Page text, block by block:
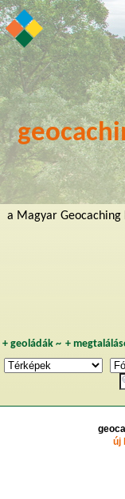
a Magyar Geocaching
+ geoládák~ +
új